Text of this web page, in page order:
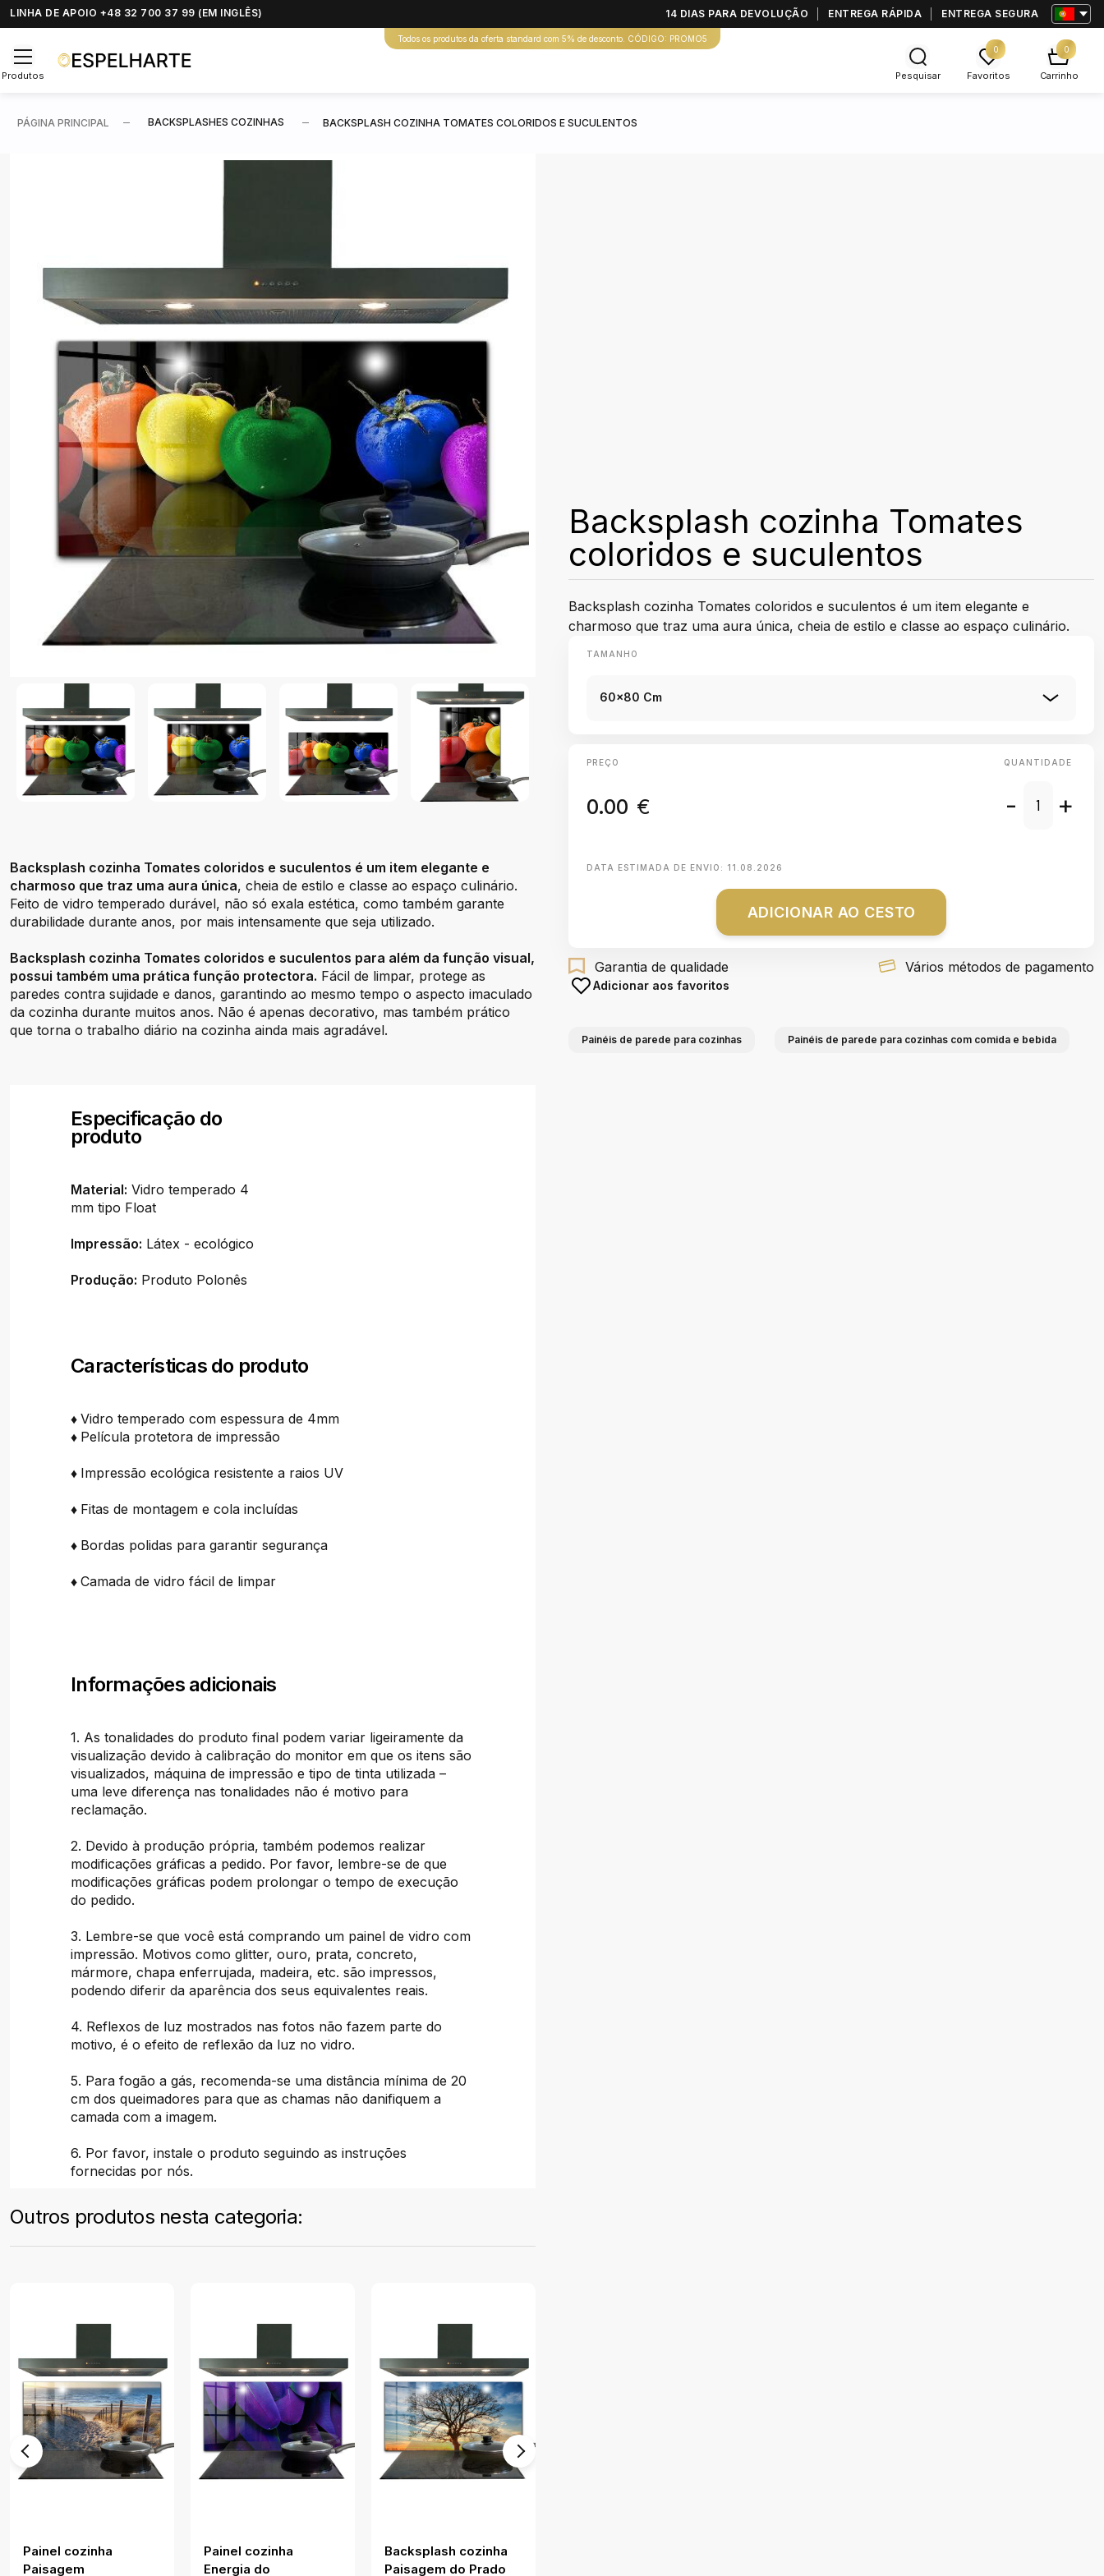
LINHA DE APOIO +48 32 700 37 99 (EM INGLÊS) 14 DIAS PARA DEVOLUÇÃO ENTREGA RÁPIDA ENTREGA SEGURA
Todos os produtos da oferta standard com 5% de desconto. CÓDIGO: PROMO5
Produtos Pesquisar
0
Favoritos
0
Carrinho
PÁGINA PRINCIPAL BACKSPLASHES COZINHAS BACKSPLASH COZINHA TOMATES COLORIDOS E SUCULENTOS
Backsplash cozinha Tomates coloridos e suculentos é um item elegante e
charmoso que traz uma aura única, cheia de estilo e classe ao espaço culinário.
Feito de vidro temperado durável, não só exala estética, como também garante
durabilidade durante anos, por mais intensamente que seja utilizado.
Backsplash cozinha Tomates coloridos e suculentos para além da função visual,
possui também uma prática função protectora. Fácil de limpar, protege as
paredes contra sujidade e danos, garantindo ao mesmo tempo o aspecto imaculado
da cozinha durante muitos anos. Não é apenas decorativo, mas também prático
que torna o trabalho diário na cozinha ainda mais agradável.
Especificação do
produto
Material: Vidro temperado 4
mm tipo Float
Impressão: Látex - ecológico
Produção: Produto Polonês
Características do produto
♦Vidro temperado com espessura de 4mm
♦ Película protetora de impressão
♦ Impressão ecológica resistente a raios UV
♦ Fitas de montagem e cola incluídas
♦ Bordas polidas para garantir segurança
♦Camada de vidro fácil de limpar
Informações adicionais
1. As tonalidades do produto final podem variar ligeiramente da
visualização devido à calibração do monitor em que os itens são
visualizados, máquina de impressão e tipo de tinta utilizada –
uma leve diferença nas tonalidades não é motivo para
reclamação.
2. Devido à produção própria, também podemos realizar
modificações gráficas a pedido. Por favor, lembre-se de que
modificações gráficas podem prolongar o tempo de execução
do pedido.
3. Lembre-se que você está comprando um painel de vidro com
impressão. Motivos como glitter, ouro, prata, concreto,
mármore, chapa enferrujada, madeira, etc. são impressos,
podendo diferir da aparência dos seus equivalentes reais.
4. Reflexos de luz mostrados nas fotos não fazem parte do
motivo, é o efeito de reflexão da luz no vidro.
5. Para fogão a gás, recomenda-se uma distância mínima de 20
cm dos queimadores para que as chamas não danifiquem a
camada com a imagem.
6. Por favor, instale o produto seguindo as instruções
fornecidas por nós.
Outros produtos nesta categoria:
Painel cozinha
Paisagem
Painel cozinha
Energia do
Backsplash cozinha
Paisagem do Prado
Backsplash cozinha Tomates
coloridos e suculentos
Backsplash cozinha Tomates coloridos e suculentos é um item elegante e
charmoso que traz uma aura única, cheia de estilo e classe ao espaço culinário.
TAMANHO
60x80 Cm
PREÇO
0.00 €
QUANTIDADE
- +
DATA ESTIMADA DE ENVIO: 11.08.2026
ADICIONAR AO CESTO
Garantia de qualidade Vários métodos de pagamento
Adicionar aos favoritos
Painéis de parede para cozinhas Painéis de parede para cozinhas com comida e bebida